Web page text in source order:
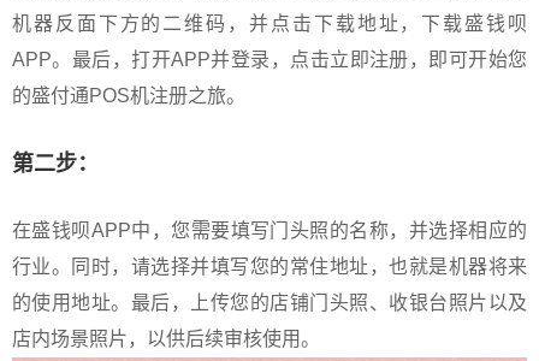
机器反面下方的二维码，并点击下载地址，下载盛钱呗
APP。最后，打开APP并登录，点击立即注册，即可开始您
的盛付通POS机注册之旅。
第二步：
在盛钱呗APP中，您需要填写门头照的名称，并选择相应的
行业。同时，请选择并填写您的常住地址，也就是机器将来
的使用地址。最后，上传您的店铺门头照、收银台照片以及
店内场景照片，以供后续审核使用。